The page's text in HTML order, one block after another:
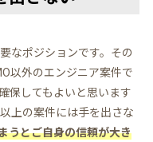
なポジションです。その
以外のエンジニア案件で
保してもよいと思います
上の案件には手を出さな
うとご自身の信頼が大き